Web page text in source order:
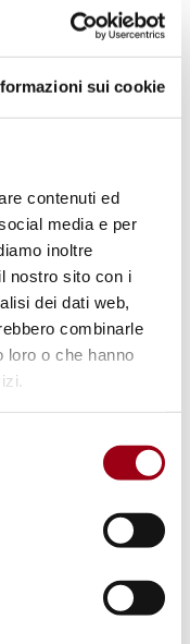
sui cookie
contenuti ed
media e per
inoltre
nostro sito con i
dei dati web,
combinarle
loro o che hanno
popoli: la
i temi
e
2025,